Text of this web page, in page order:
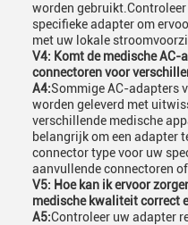
worden
specifieke adapter om
met uw lokale
V4: Komt de medische AC-
connectoren voor
A4:Sommige AC-adapters
worden geleverd met
verschillende medische
belangrijk om een adapter
connector type voor uw
aanvullende connectoren
V5: Hoe kan ik ervoor
medische kwaliteit correct
A5:Controleer uw adapter